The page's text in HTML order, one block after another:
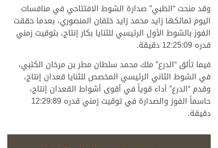
وقد منحت “الظبي” صدارة الشوط الافتتاحي في منافسات
اليوم لمالكها زايد محمد زايد خلفان المنصوري، بعدما حققت
الفوز بالشوط الأول الرئيسي للثنايا بكار إنتاج، بتوقيت زمني
قدره 12:25:09 دقيقة.
فيما تألق “الدرع” ملك محمد سلطان مطر بن مرخان الكتبي،
في الشوط الثاني الرئيسي المخصص للثنايا قعدان إنتاج،
وقدم “الدرع” أداء قوياً في أقوى أشواط القعدان إنتاج،
حاسماً الفوز والصدارة في توقيت زمني قدره 12:29:89
دقيقة.